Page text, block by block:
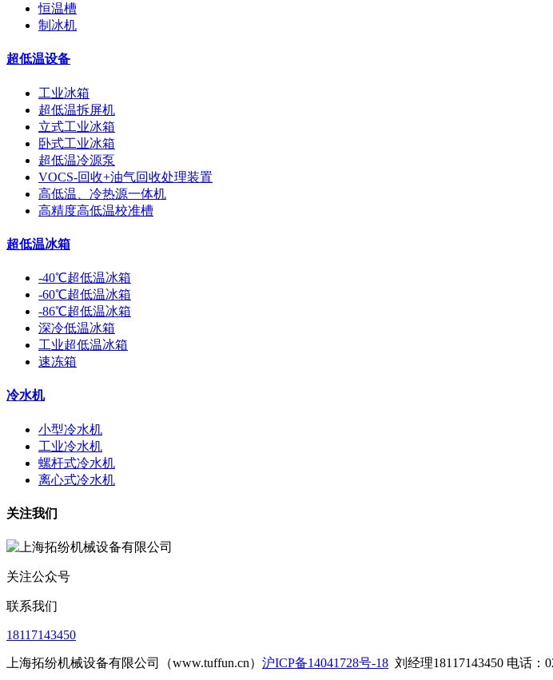
恒温槽
制冰机
超低温设备
工业冰箱
超低温拆屏机
立式工业冰箱
卧式工业冰箱
超低温冷源泵
VOCS-回收+油气回收处理装置
高低温、冷热源一体机
高精度高低温校准槽
超低温冰箱
-40℃超低温冰箱
-60℃超低温冰箱
-86℃超低温冰箱
深冷低温冰箱
工业超低温冰箱
速冻箱
冷水机
小型冷水机
工业冷水机
螺杆式冷水机
离心式冷水机
关注我们
关注公众号
联系我们
18117143450
上海拓纷机械设备有限公司（www.tuffun.cn） 沪ICP备14041728号-18 刘经理18117143450 电话：